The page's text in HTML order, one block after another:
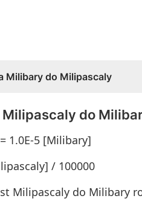
Milibary do Milipascaly
do
1.0E-5 [Milibary]
/ 100000
Milipascaly do Milibary